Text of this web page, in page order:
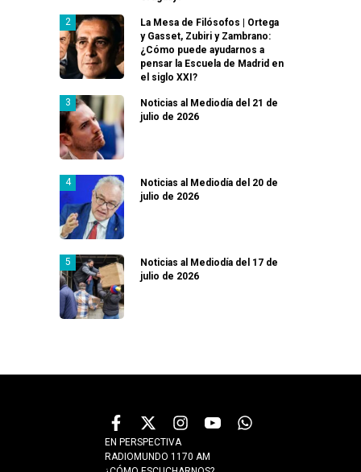
La Mesa de Filósofos | Ortega
y Gasset, Zubiri y Zambrano:
¿Cómo puede ayudarnos a
pensar la Escuela de Madrid en
el siglo XXI?
Noticias al Mediodía del 21 de
julio de 2026
Noticias al Mediodía del 20 de
julio de 2026
Noticias al Mediodía del 17 de
julio de 2026
EN PERSPECTIVA
RADIOMUNDO 1170 AM